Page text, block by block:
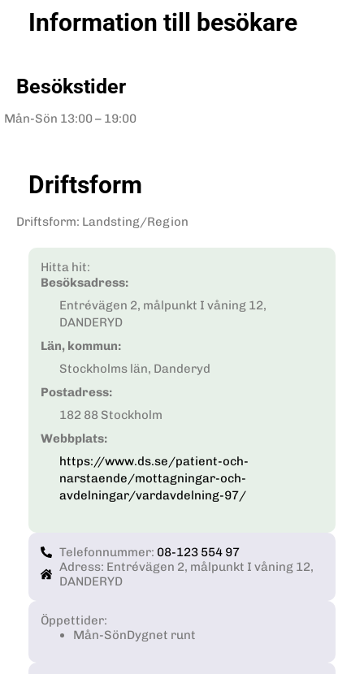
Information till besökare
Besökstider
Mån-Sön 13:00 – 19:00
Driftsform
Driftsform: Landsting/Region
Hitta hit:
Besöksadress:
Entrévägen 2, målpunkt I våning 12,
DANDERYD
Län, kommun:
Stockholms län, Danderyd
Postadress:
182 88 Stockholm
Webbplats:
https://www.ds.se/patient-och-
narstaende/mottagningar-och-
avdelningar/vardavdelning-97/
Telefonnummer: 08-123 554 97
Adress: Entrévägen 2, målpunkt I våning 12,
DANDERYD
Öppettider:
Mån-SönDygnet runt